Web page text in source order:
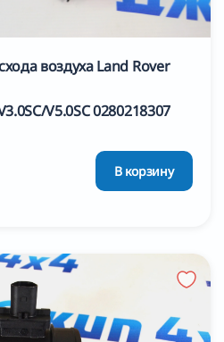
воздуха Land Rover
V5.0SC 0280218307
В корзину